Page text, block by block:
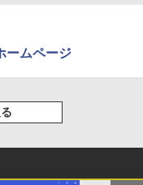
イヤホン V12 小型
Hi-Fi 最大36時間再生 ぶ
ング Type-C充電 マイク
ベルレス 500ml ×24本
500ミリリットル (Sm
ームページ